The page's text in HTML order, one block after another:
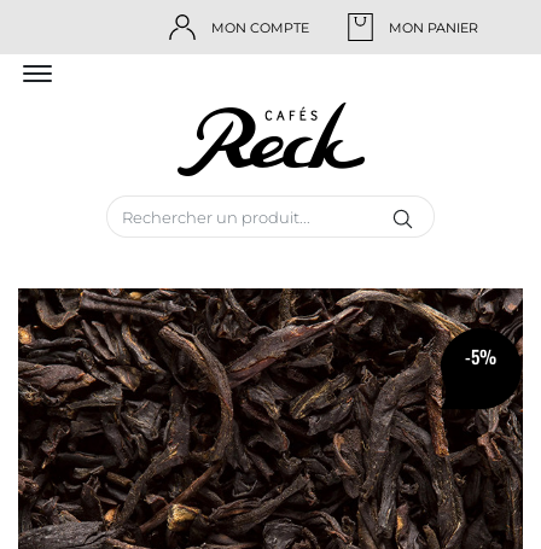
MON COMPTE MON PANIER
-5%